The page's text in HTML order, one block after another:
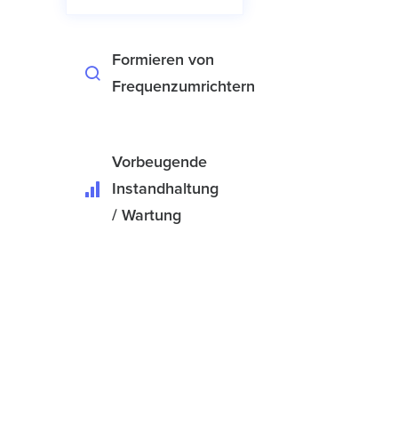
Formieren von
Frequenzumrichtern
Vorbeugende
Instandhaltung
/ Wartung